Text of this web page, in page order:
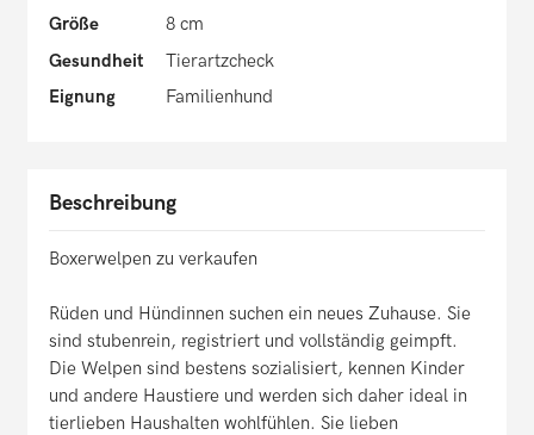
Größe
8 cm
Gesundheit
Tierartzcheck
Eignung
Familienhund
Beschreibung
Boxerwelpen zu verkaufen
Rüden und Hündinnen suchen ein neues Zuhause. Sie
sind stubenrein, registriert und vollständig geimpft.
Die Welpen sind bestens sozialisiert, kennen Kinder
und andere Haustiere und werden sich daher ideal in
tierlieben Haushalten wohlfühlen. Sie lieben